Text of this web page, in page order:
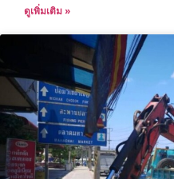
ดูเพิ่มเติม »